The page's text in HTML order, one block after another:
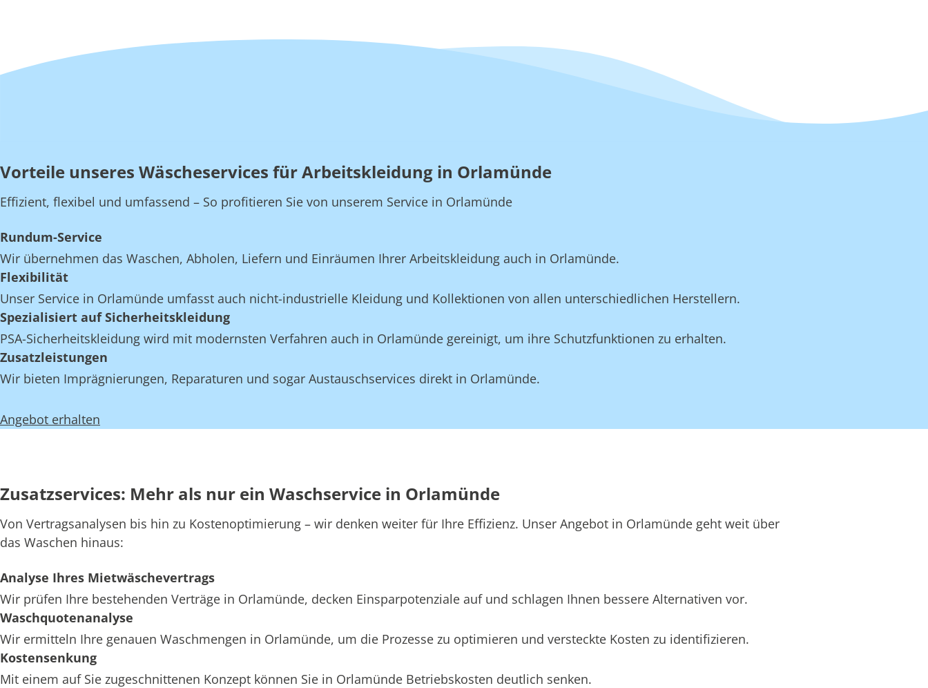
Vorteile unseres Wäscheservices für Arbeitskleidung in Orlamünde
Effizient, flexibel und umfassend – So profitieren Sie von unserem Service in Orlamünde
Rundum-Service
Wir übernehmen das Waschen, Abholen, Liefern und Einräumen Ihrer Arbeitskleidung auch in Orlamünde.
Flexibilität
Unser Service in Orlamünde umfasst auch nicht-industrielle Kleidung und Kollektionen von allen unterschiedlichen Herstellern.
Spezialisiert auf Sicherheitskleidung
PSA-Sicherheitskleidung wird mit modernsten Verfahren auch in Orlamünde gereinigt, um ihre Schutzfunktionen zu erhalten.
Zusatzleistungen
Wir bieten Imprägnierungen, Reparaturen und sogar Austauschservices direkt in Orlamünde.
Angebot erhalten
Zusatzservices: Mehr als nur ein Waschservice in Orlamünde
Von Vertragsanalysen bis hin zu Kostenoptimierung – wir denken weiter für Ihre Effizienz. Unser Angebot in Orlamünde geht weit über
das Waschen hinaus:
Analyse Ihres Mietwäschevertrags
Wir prüfen Ihre bestehenden Verträge in Orlamünde, decken Einsparpotenziale auf und schlagen Ihnen bessere Alternativen vor.
Waschquotenanalyse
Wir ermitteln Ihre genauen Waschmengen in Orlamünde, um die Prozesse zu optimieren und versteckte Kosten zu identifizieren.
Kostensenkung
Mit einem auf Sie zugeschnittenen Konzept können Sie in Orlamünde Betriebskosten deutlich senken.